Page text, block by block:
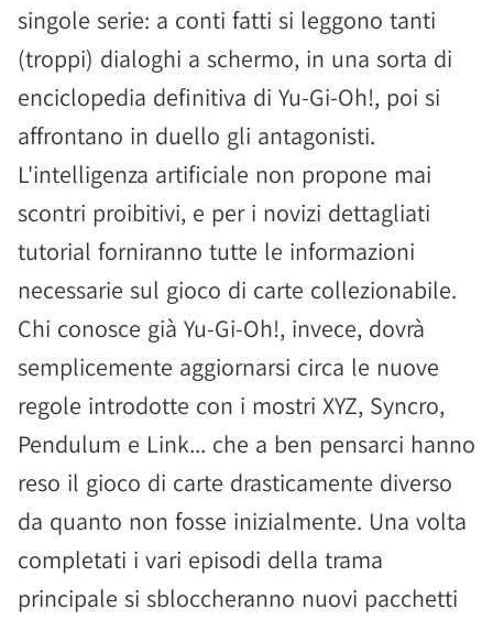
singole serie: a conti fatti si leggono tanti
(troppi) dialoghi a schermo, in una sorta di
enciclopedia definitiva di Yu-Gi-Oh!, poi si
affrontano in duello gli antagonisti.
L'intelligenza artificiale non propone mai
scontri proibitivi, e per i novizi dettagliati
tutorial forniranno tutte le informazioni
necessarie sul gioco di carte collezionabile.
Chi conosce già Yu-Gi-Oh!, invece, dovrà
semplicemente aggiornarsi circa le nuove
regole introdotte con i mostri XYZ, Syncro,
Pendulum e Link... che a ben pensarci hanno
reso il gioco di carte drasticamente diverso
da quanto non fosse inizialmente. Una volta
completati i vari episodi della trama
principale si sbloccheranno nuovi pacchetti